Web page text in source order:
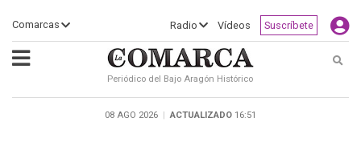
Comarcas Radio Vídeos Suscríbete
Periódico del Bajo Aragón Histórico
08 AGO 2026 | ACTUALIZADO 16:51